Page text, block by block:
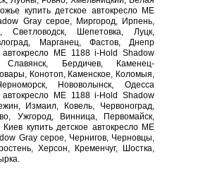
купить детское автокресло ME
Gray серое, Миргород, Ирпень,
Шепетовка, Луцк,
Марганец, Фастов, Днепр
автокресло ME 1188 i-Hold Shadow
Бердичев, Каменец-
Конотоп, Каменское, Коломыя,
Нововолынск, Одесса
автокресло ME 1188 i-Hold Shadow
Измаил, Ковель, Червоноград,
Ужгород, Винница, Первомайск,
купить детское автокресло ME
Gray серое, Чернигов, Черновцы,
Херсон, Кременчуг, Шостка,